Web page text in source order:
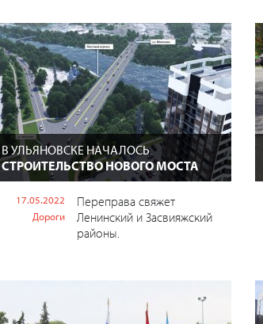
В УЛЬЯНОВСКЕ НАЧАЛОСЬ
СТРОИТЕЛЬСТВО НОВОГО МОСТА
17.05.2022
Дороги
Переправа свяжет
Ленинский и Засвияжский
районы.